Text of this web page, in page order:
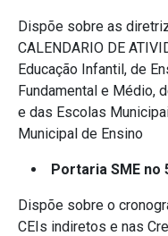
Dispõe sobre as
CALENDARIO DE
Educação Infantil, de
Fundamental e Médio,
e das Escolas
Municipal de Ensino
Portaria SME no
Dispõe sobre o
CEIs indiretos e nas